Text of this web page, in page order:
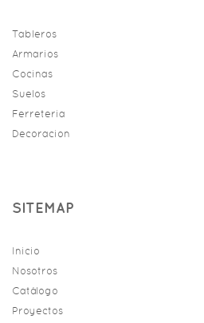
Tableros
Armarios
Cocinas
Suelos
Ferreteria
Decoracion
SITEMAP
Inicio
Nosotros
Catálogo
Proyectos